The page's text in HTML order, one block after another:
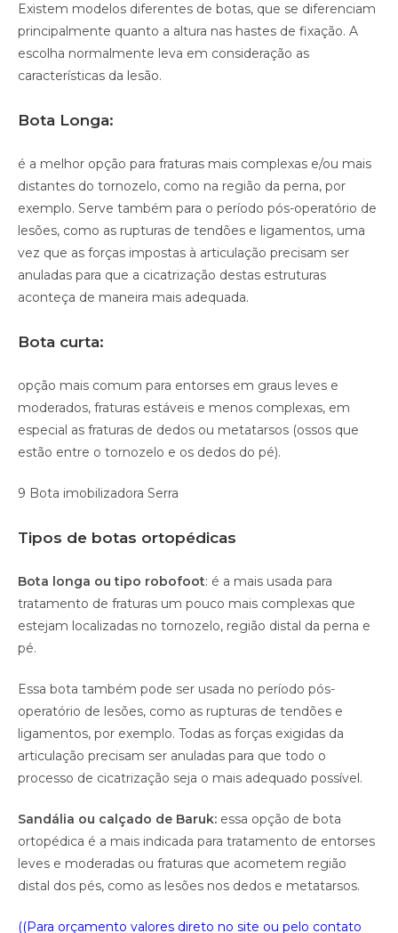
Existem modelos diferentes de botas, que se diferenciam
principalmente quanto a altura nas hastes de fixação. A
escolha normalmente leva em consideração as
características da lesão.
Bota Longa:
é a melhor opção para fraturas mais complexas e/ou mais
distantes do tornozelo, como na região da perna, por
exemplo. Serve também para o período pós-operatório de
lesões, como as rupturas de tendões e ligamentos, uma
vez que as forças impostas à articulação precisam ser
anuladas para que a cicatrização destas estruturas
aconteça de maneira mais adequada.
Bota curta:
opção mais comum para entorses em graus leves e
moderados, fraturas estáveis e menos complexas, em
especial as fraturas de dedos ou metatarsos (ossos que
estão entre o tornozelo e os dedos do pé).
9 Bota imobilizadora Serra
Tipos de botas ortopédicas
Bota longa ou tipo robofoot: é a mais usada para
tratamento de fraturas um pouco mais complexas que
estejam localizadas no tornozelo, região distal da perna e
pé.
Essa bota também pode ser usada no período pós-
operatório de lesões, como as rupturas de tendões e
ligamentos, por exemplo. Todas as forças exigidas da
articulação precisam ser anuladas para que todo o
processo de cicatrização seja o mais adequado possível.
Sandália ou calçado de Baruk: essa opção de bota
ortopédica é a mais indicada para tratamento de entorses
leves e moderadas ou fraturas que acometem região
distal dos pés, como as lesões nos dedos e metatarsos.
((Para orçamento valores direto no site ou pelo contato